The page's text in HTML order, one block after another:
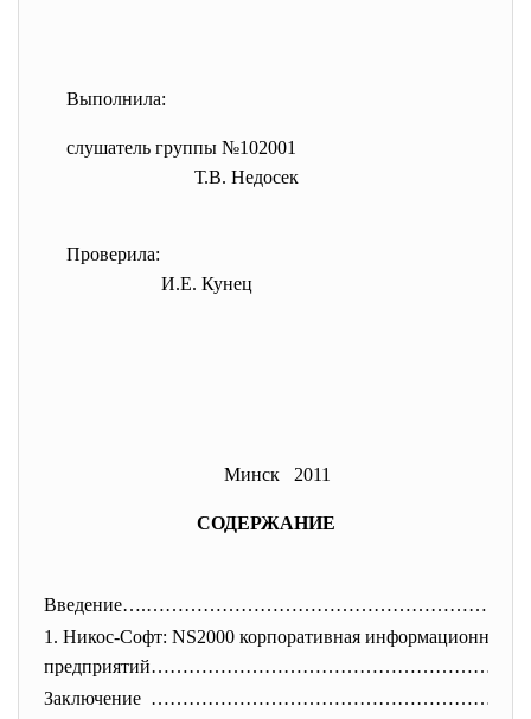
Выполнила:
слушатель группы №102001
Т.В. Недосек
Проверила:
И.Е. Кунец
Минск 2011
СОДЕРЖАНИЕ
Введение….……………………………………………………
1. Никос-Софт: NS2000 корпоративная информационная
предприятий…………………………………………………
Заключение